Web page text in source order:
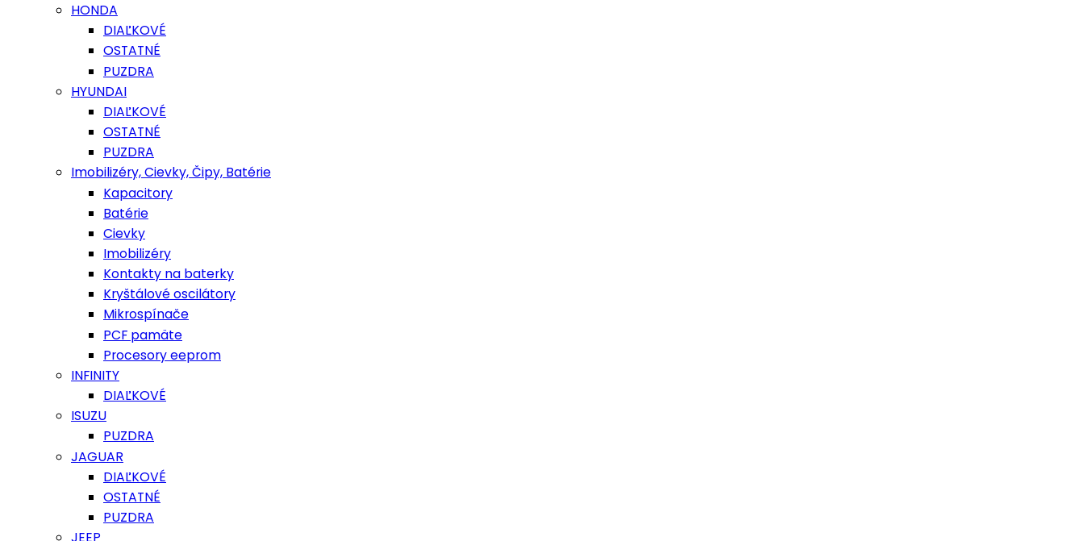
HONDA
DIAĽKOVÉ
OSTATNÉ
PUZDRA
HYUNDAI
DIAĽKOVÉ
OSTATNÉ
PUZDRA
Imobilizéry, Cievky, Čipy, Batérie
Kapacitory
Batérie
Cievky
Imobilizéry
Kontakty na baterky
Kryštálové oscilátory
Mikrospínače
PCF pamäte
Procesory eeprom
INFINITY
DIAĽKOVÉ
ISUZU
PUZDRA
JAGUAR
DIAĽKOVÉ
OSTATNÉ
PUZDRA